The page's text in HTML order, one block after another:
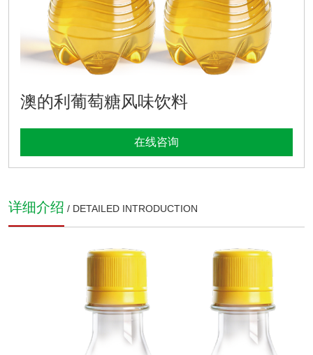
澳的利葡萄糖风味饮料
在线咨询
详细介绍 / DETAILED INTRODUCTION